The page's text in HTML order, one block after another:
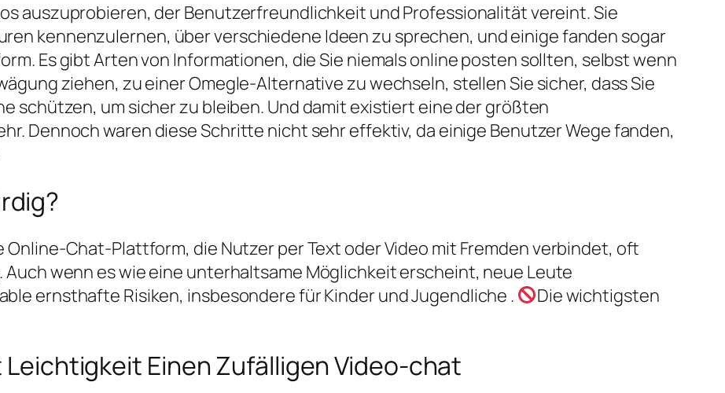
auszuprobieren, der Benutzerfreundlichkeit und Professionalität vereint. Sie
kennenzulernen, über verschiedene Ideen zu sprechen, und einige fanden sogar
Es gibt Arten von Informationen, die Sie niemals online posten sollten, selbst wenn
ziehen, zu einer Omegle-Alternative zu wechseln, stellen Sie sicher, dass Sie
schützen, um sicher zu bleiben. Und damit existiert eine der größten
Dennoch waren diese Schritte nicht sehr effektiv, da einige Benutzer Wege fanden,
Chat-Plattform, die Nutzer per Text oder Video mit Fremden verbindet, oft
wenn es wie eine unterhaltsame Möglichkeit erscheint, neue Leute
ernsthafte Risiken, insbesondere für Kinder und Jugendliche .
Die wichtigsten
Leichtigkeit Einen Zufälligen Video-chat